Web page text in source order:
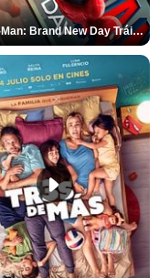
Spider-Man: Brand New Day Tráiler (3)